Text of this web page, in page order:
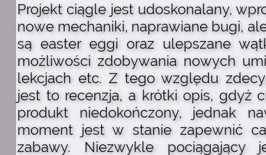
Projekt ciągle jest udoskonalany,
nowe mechaniki, naprawiane bugi,
są easter eggi oraz ulepszane
możliwości zdobywania nowych
lekcjach etc. Z tego względu
jest to recenzja, a krótki opis, gdyż
produkt niedokończony, jednak
moment jest w stanie zapewnić
zabawy. Niezwykle pociągający